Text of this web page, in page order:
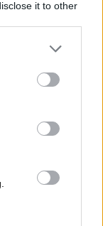
it to other
more Google
may click to
party tags to
below Google
και την
πολύ
μέσα στην
να μη
80
στιγμή
μείνει
ένα μήνα να
συνέχισε.